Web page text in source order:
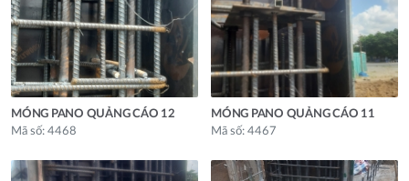
MÓNG PANO QUẢNG CÁO 12
Mã số: 4468
MÓNG PANO QUẢNG CÁO 11
Mã số: 4467